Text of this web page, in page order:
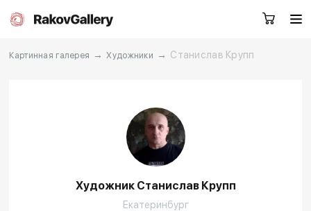
Художники
Картинная галерея → Художники → Станислав Крупп
Художник Станислав Крупп
Екатеринбург